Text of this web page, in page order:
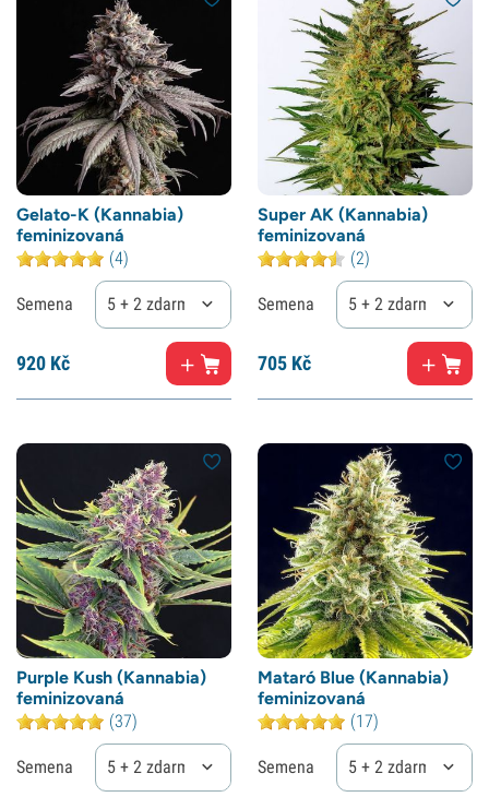
Gelato-K (Kannabia)
feminizovaná
(4)
Semena 5 + 2 zdarma
920 Kč
Super AK (Kannabia)
feminizovaná
(2)
Semena 5 + 2 zdarma
705 Kč
Purple Kush (Kannabia)
feminizovaná
(37)
Semena 5 + 2 zdarma
Mataró Blue (Kannabia)
feminizovaná
(17)
Semena 5 + 2 zdarma